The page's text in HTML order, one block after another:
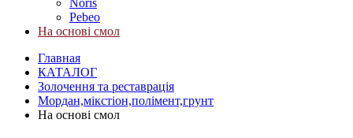
Noris
Pebeo
На основі смол
Главная
КАТАЛОГ
Золочення та реставрація
Мордан,мікстіон,полімент,грунт
На основі смол